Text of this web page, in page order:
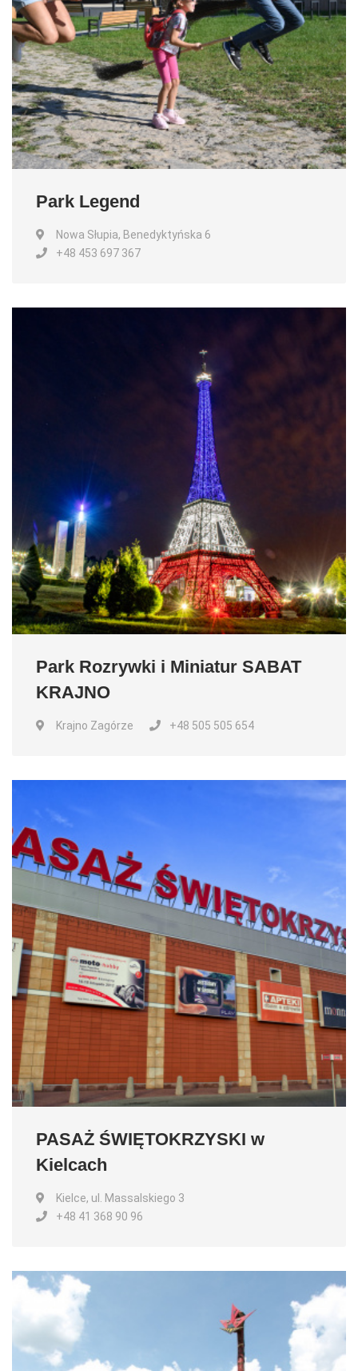
Park Legend
Nowa Słupia, Benedyktyńska 6
+48 453 697 367
Park Rozrywki i Miniatur SABAT
KRAJNO
Krajno Zagórze +48 505 505 654
PASAŻ ŚWIĘTOKRZYSKI w
Kielcach
Kielce, ul. Massalskiego 3
+48 41 368 90 96